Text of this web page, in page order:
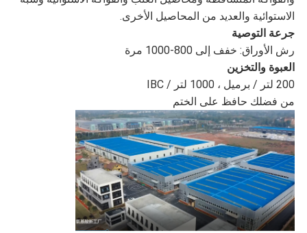
الاستوائية والعديد من المحاصيل الأخرى.
جرعة التوصية
رش الأوراق: خفف إلى 800-1000 مرة
العبوة والتخزين
200 لتر / برميل ، 1000 لتر / IBC
من فضلك حافظ على الختم